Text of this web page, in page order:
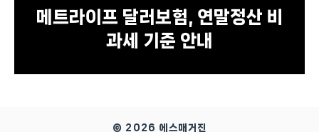
메트라이프 달러보험, 연말정산 비
과세 기준 안내
© 2026 에스매거진